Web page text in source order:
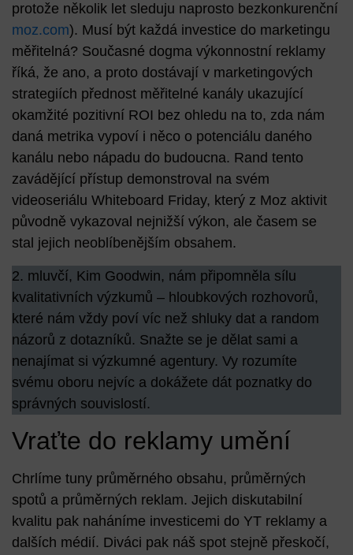
protože několik let sleduju naprosto bezkonkurenční
moz.com). Musí být každá investice do marketingu
měřitelná? Současné dogma výkonnostní reklamy
říká, že ano, a proto dostávají v marketingových
strategiích přednost měřitelné kanály ukazující
okamžité pozitivní ROI bez ohledu na to, zda nám
daná metrika vypoví i něco o potenciálu daného
kanálu nebo nápadu do budoucna. Rand tento
zavádějící přístup demonstroval na svém
videoseriálu Whiteboard Friday, který z Moz aktivit
původně vykazoval nejnižší výkon, ale časem se
stal jejich neoblíbenějším obsahem.
2. mluvčí, Kim Goodwin, nám připomněla sílu
kvalitativních výzkumů – hloubkových rozhovorů,
které nám vždy poví víc než shluky dat a random
názorů z dotazníků. Snažte se je dělat sami a
nenajímat si výzkumné agentury. Vy rozumíte
svému oboru nejvíc a dokážete dát poznatky do
správných souvislostí.
Vraťte do reklamy umění
Chrlíme tuny průměrného obsahu, průměrných
spotů a průměrných reklam. Jejich diskutabilní
kvalitu pak naháníme investicemi do YT reklamy a
dalších médií. Diváci pak náš spot stejně přeskočí,